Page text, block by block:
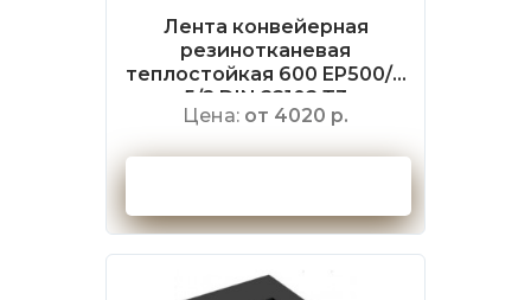
Лента конвейерная
резинотканевая
теплостойкая 600 EP500/4
5/2 DIN 22102 Т3
Цена: от 4020 р.